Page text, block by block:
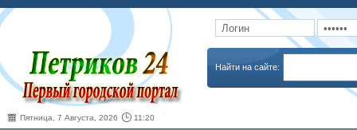
Запомнить Забыли
Найти на сайте:
Пятница, 7 Августа, 2026 11:20